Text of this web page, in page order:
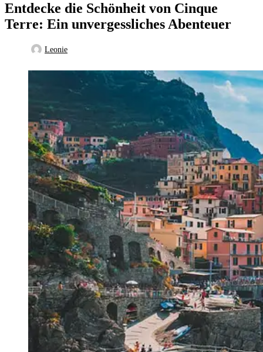
Entdecke die Schönheit von Cinque
Terre: Ein unvergessliches Abenteuer
Leonie